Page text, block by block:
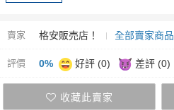
賣家 格安販売店！ 全部賣家商品
評價 0% 好評 (0) 差評 (0)
收藏此賣家